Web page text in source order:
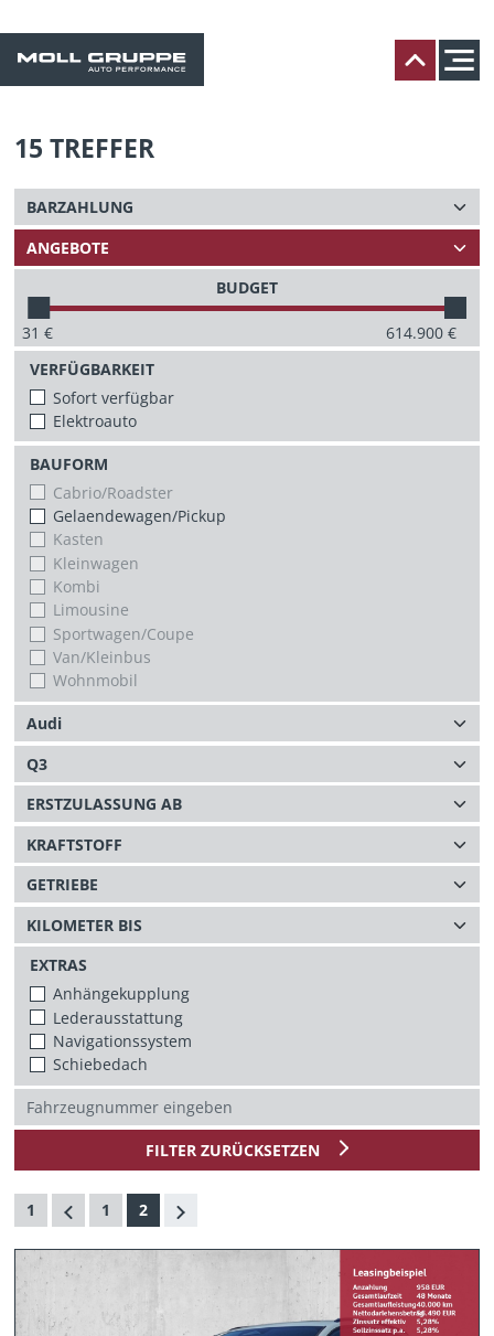
15TREFFER
BUDGET
31 € 614.900€
VERFÜGBARKEIT
Sofort verfügbar
Elektroauto
BAUFORM
Cabrio/Roadster
Gelaendewagen/Pickup
Kasten
Kleinwagen
Kombi
Limousine
Sportwagen/Coupe
Van/Kleinbus
Wohnmobil
EXTRAS
Anhängekupplung
Lederausstattung
Navigationssystem
Schiebedach
FILTER ZURÜCKSETZEN
1 1 2